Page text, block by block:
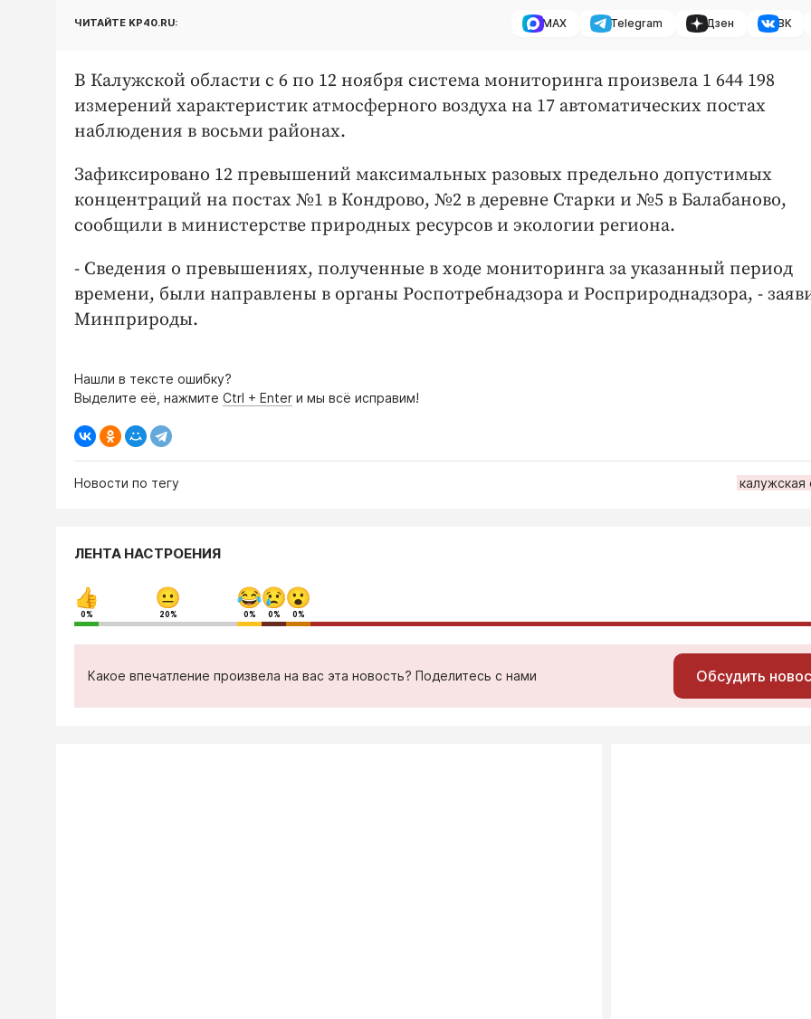
ЧИТАЙТЕ KP40.RU: MAX Telegram Дзен ВК
В Калужской области с 6 по 12 ноября система мониторинга произвела 1 644 198
измерений характеристик атмосферного воздуха на 17 автоматических постах
наблюдения в восьми районах.
Зафиксировано 12 превышений максимальных разовых предельно допустимых
концентраций на постах №1 в Кондрово, №2 в деревне Старки и №5 в Балабаново,
сообщили в министерстве природных ресурсов и экологии региона.
- Сведения о превышениях, полученные в ходе мониторинга за указанный период
времени, были направлены в органы Роспотребнадзора и Росприроднадзора, -
Минприроды.
Нашли в тексте ошибку?
Выделите её, нажмите Ctrl + Enter и мы всё исправим!
Новости по тегу калужская
ЛЕНТА НАСТРОЕНИЯ
0% 20% 0% 0% 0%
Какое впечатление произвела на вас эта новость? Поделитесь с нами Обсудить